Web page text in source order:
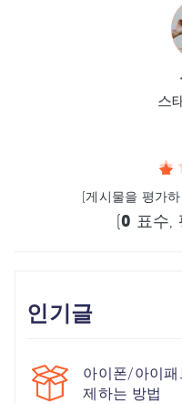
스
(게시물을 평가
(0 표수,
인기글
아이폰/아이
제하는 방법